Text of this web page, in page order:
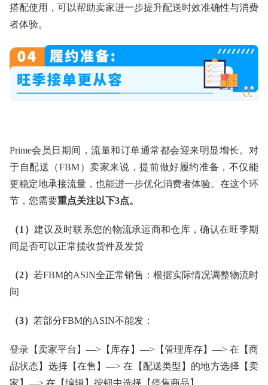
搭配使用，可以帮助卖家进一步提升配送时效准确性与消费
者体验。
Prime会员日期间，流量和订单通常都会迎来明显增长。对
于自配送（FBM）卖家来说，提前做好履约准备，不仅能
更稳定地承接流量，也能进一步优化消费者体验。在这个环
节，您需要重点关注以下3点。
（1） 建议及时联系您的物流承运商和仓库，确认在旺季期
间是否可以正常揽收货件及发货
（2） 若FBM的ASIN全正常销售：根据实际情况调整物流时
间
（3） 若部分FBM的ASIN不能发：
登录【卖家平台】—>【库存】—>【管理库存】—> 在【商
品状态】选择【在售】—> 在【配送类型】的地方选择【卖
家】—> 在【编辑】按钮中选择【停售商品】